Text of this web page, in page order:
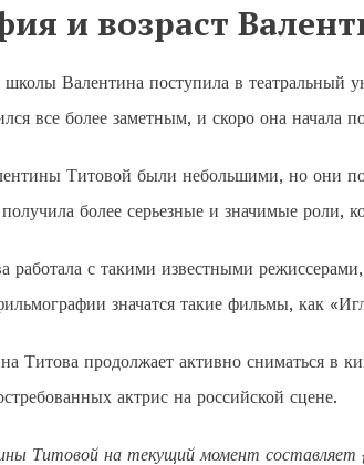
и возраст
Валентина поступила в театральный
все более заметным, и скоро она начала
Титовой были небольшими, но они
более серьезные и значимые роли,
работала с такими известными
значатся такие фильмы, как
Титова продолжает активно сниматься в
актрис на российской сцене.
Титовой на текущий момент